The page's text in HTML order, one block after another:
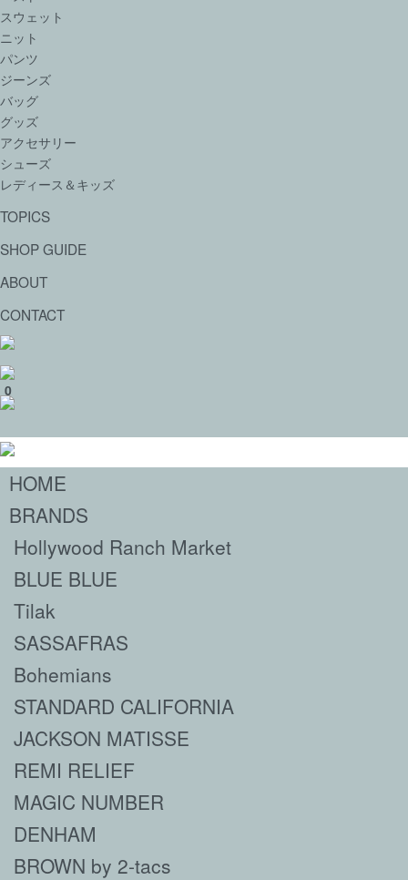
スウェット
ニット
パンツ
ジーンズ
バッグ
グッズ
アクセサリー
シューズ
レディース＆キッズ
TOPICS
SHOP GUIDE
ABOUT
CONTACT
0
HOME
BRANDS
Hollywood Ranch Market
BLUE BLUE
Tilak
SASSAFRAS
Bohemians
STANDARD CALIFORNIA
JACKSON MATISSE
REMI RELIEF
MAGIC NUMBER
DENHAM
BROWN by 2-tacs